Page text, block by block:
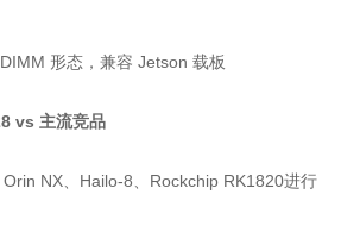
形态，兼容 Jetson 载板
vs 主流竞品
NX、Hailo-8、Rockchip RK1820进行